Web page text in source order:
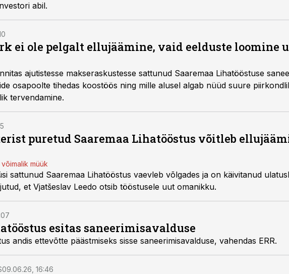
abil.
ei ole pelgalt ellujäämine, vaid eelduste loomine
ajutistesse makseraskustesse sattunud Saaremaa Lihatööstuse
osapoolte tihedas koostöös ning mille alusel algab nüüd suure
tervendamine.
puretud Saaremaa Lihatööstus võitleb
müük
sattunud Saaremaa Lihatööstus vaevleb võlgades ja on käivitanud
et Vjatšeslav Leedo otsib tööstusele uut omanikku.
esitas saneerimisavalduse
andis ettevõtte päästmiseks sisse saneerimisavalduse, vahendas ERR.
09.06.26, 16:46